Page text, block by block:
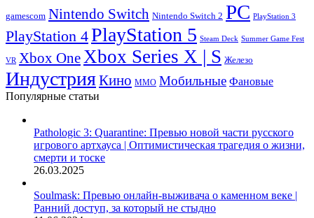
gamescom Nintendo Switch Nintendo Switch 2 PC PlayStation 3
PlayStation 4PlayStation 5 Steam Deck Summer Game Fest
VR Xbox OneXbox Series X | S Железо
ИндустрияКино ММО Мобильные Фановые
Популярные статьи
Pathologic 3: Quarantine: Превью новой части русского
игрового артхауса | Оптимистическая трагедия о жизни,
смерти и тоске
26.03.2025
Soulmask: Превью онлайн-выживача о каменном веке |
Ранний доступ, за который не стыдно